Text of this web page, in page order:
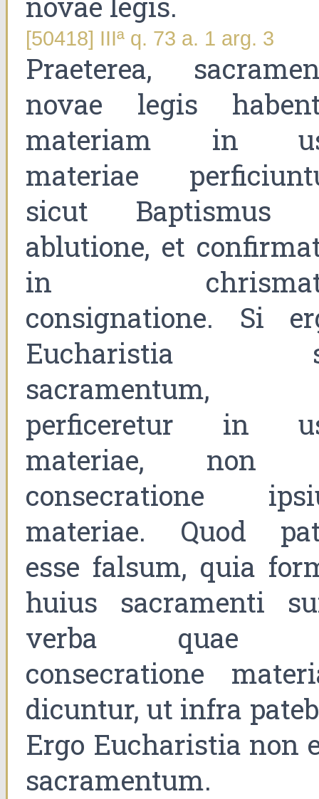
[50418] IIIª q. 73 a. 1 arg. 3
Praeterea,
novae legis
materiam in
materiae
sicut Baptismus
ablutione, et
in
consignatione. Si
Eucharistia
sacramentum,
perficeretur in
materiae, non
consecratione
materiae. Quod
esse falsum, quia
huius sacramenti
verba quae
consecratione
dicuntur, ut infra
Ergo Eucharistia non
sacramentum.